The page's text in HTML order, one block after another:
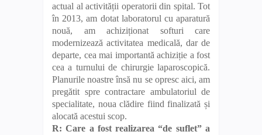
actual al activității operatorii din spital. Tot
în 2013, am dotat laboratorul cu aparatură
nouă, am achiziționat softuri care
modernizează activitatea medicală, dar de
departe, cea mai importantă achiziție a fost
cea a turnului de chirurgie laparoscopică.
Planurile noastre însă nu se opresc aici, am
pregătit spre contractare ambulatoriul de
specialitate, noua clădire fiind finalizată și
alocată acestui scop.
R: Care a fost realizarea“de suflet” a